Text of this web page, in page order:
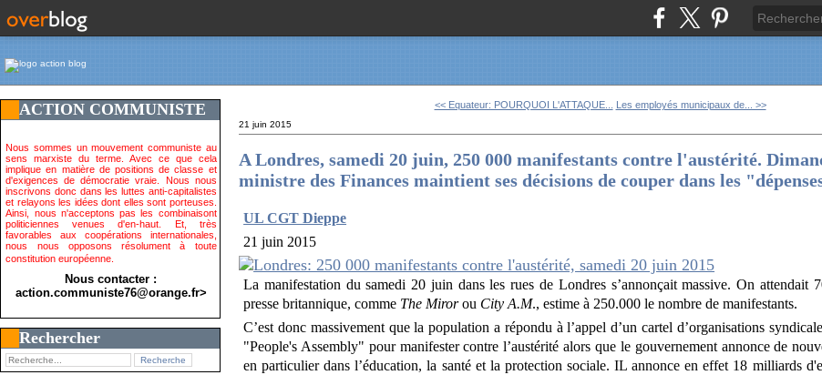
ACTION COMMUNISTE
Nous sommes un mouvement communiste au
sens marxiste du terme. Avec ce que cela
implique en matière de positions de classe et
d'exigences de démocratie vraie. Nous nous
inscrivons donc dans les luttes anti-capitalistes
et relayons les idées dont elles sont porteuses.
Ainsi, nous n'acceptons pas les combinaisont
politiciennes venues d'en-haut. Et, très
favorables aux coopérations internationales,
nous nous opposons résolument à toute
constitution européenne.
Nous contacter :
action.communiste76@orange.fr>
Rechercher
<< Equateur: POURQUOI L'ATTAQUE... Les employés municipaux de... >>
21 juin 2015
A Londres, samedi 20 juin, 250 000 manifestants contre l'austérité.
ministre des Finances maintient ses décisions de couper dans les
UL CGT Dieppe
21 juin 2015
La manifestation du samedi 20 juin dans les rues de Londres s’annonçait massive. On attendait
presse britannique, comme The Mirorou City A.M., estime à 250.000 le nombre de manifestants.
C’est donc massivement que la population a répondu à l’appel d’un cartel d’organisations
"People's Assembly" pour manifester contre l’austérité alors que le gouvernement annonce de
en particulier dans l’éducation, la santé et la protection sociale.IL annonce en effet 18 milliards